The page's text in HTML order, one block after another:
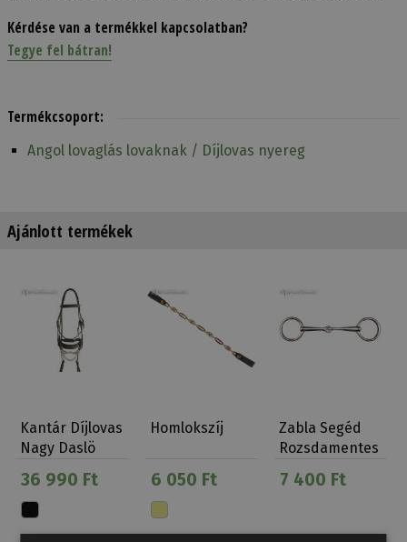
Kérdése van a termékkel kapcsolatban?
Tegye fel bátran!
Termékcsoport:
Angol lovaglás lovaknak / Díjlovas nyereg
Ajánlott termékek
Kantár Díjlovas
Nagy Daslö
36 990 Ft
Homlokszíj
6 050 Ft
Zabla Segéd
Rozsdamentes
7 400 Ft